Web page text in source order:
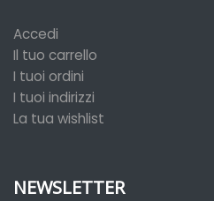
Accedi
Il tuo carrello
I tuoi ordini
I tuoi indirizzi
La tua wishlist
NEWSLETTER